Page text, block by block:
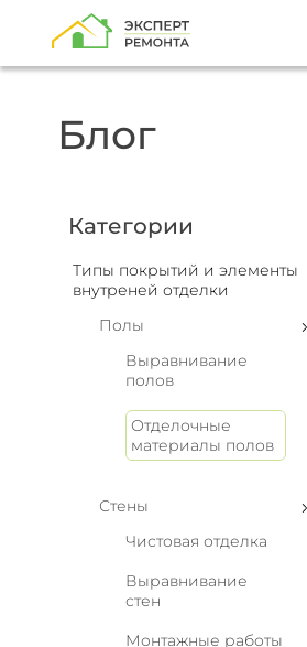
Блог
Категории
Типы покрытий и элементы
внутреней отделки
Полы
Выравнивание
полов
Отделочные
материалы полов
Стены
Чистовая отделка
Выравнивание
стен
Монтажные работы